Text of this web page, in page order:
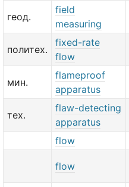
геод.
field
measuring
политех.
fixed-rate
flow
мин.
flameproof
apparatus
тех.
flaw-detecting
apparatus
flow
flow